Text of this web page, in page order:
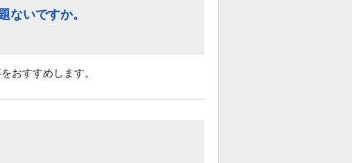
ないですか。
おすすめします。